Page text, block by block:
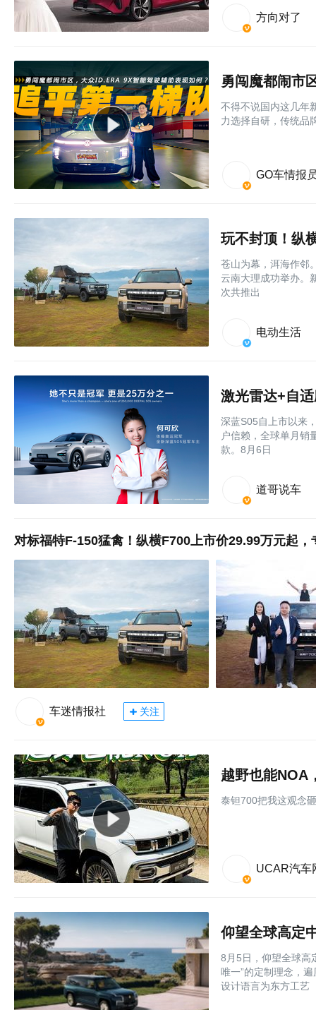
方向对了
勇闯魔都闹市
不得不说国内这几年
力选择自研，传统品
GO车情报
玩不封顶！纵
苍山为幕，洱海作邻
云南大理成功举办。
次共推出
电动生活
激光雷达+自
深蓝S05自上市以来
户信赖，全球单月销
款。8月6日
道哥说车
对标福特F-150猛禽！纵横F700上市价29.99万元起，
车迷情报社 关注
越野也能NOA
泰钽700把我这观念
UCAR汽车
仰望全球高定
8月5日，仰望全球高
唯一”的定制理念，
设计语言为东方工艺